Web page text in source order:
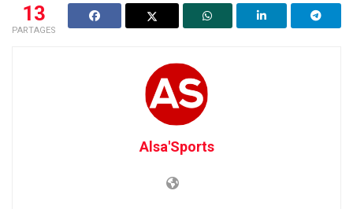
13
PARTAGES
Alsa'Sports